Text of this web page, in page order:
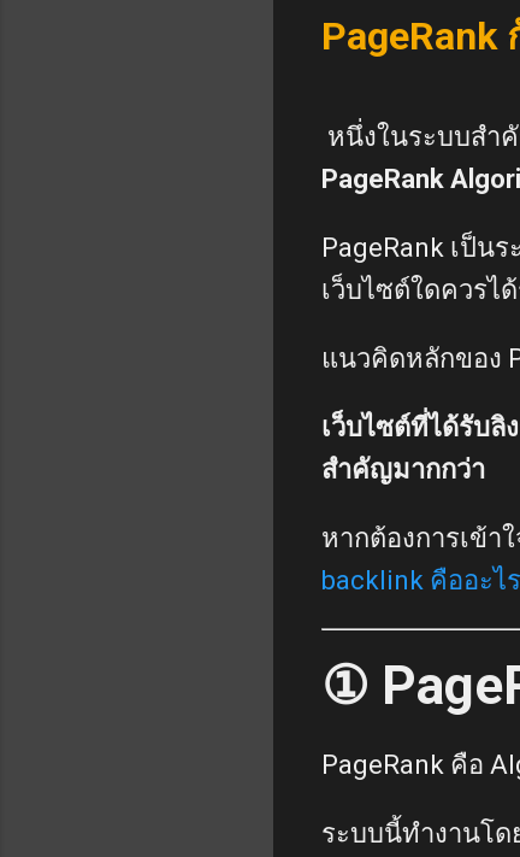
PageRank
หนึ่งในระบบสำ
PageRank
PageRank เป็น
เว็บไซต์ใดควรไ
แนวคิดหลักของ
เว็บไซต์ที่ได้รับ
สำคัญมากกว่า
หากต้องการเข้า
backlink คืออะไร
①
PageRank คือ
ระบบนี้ทำงานโด